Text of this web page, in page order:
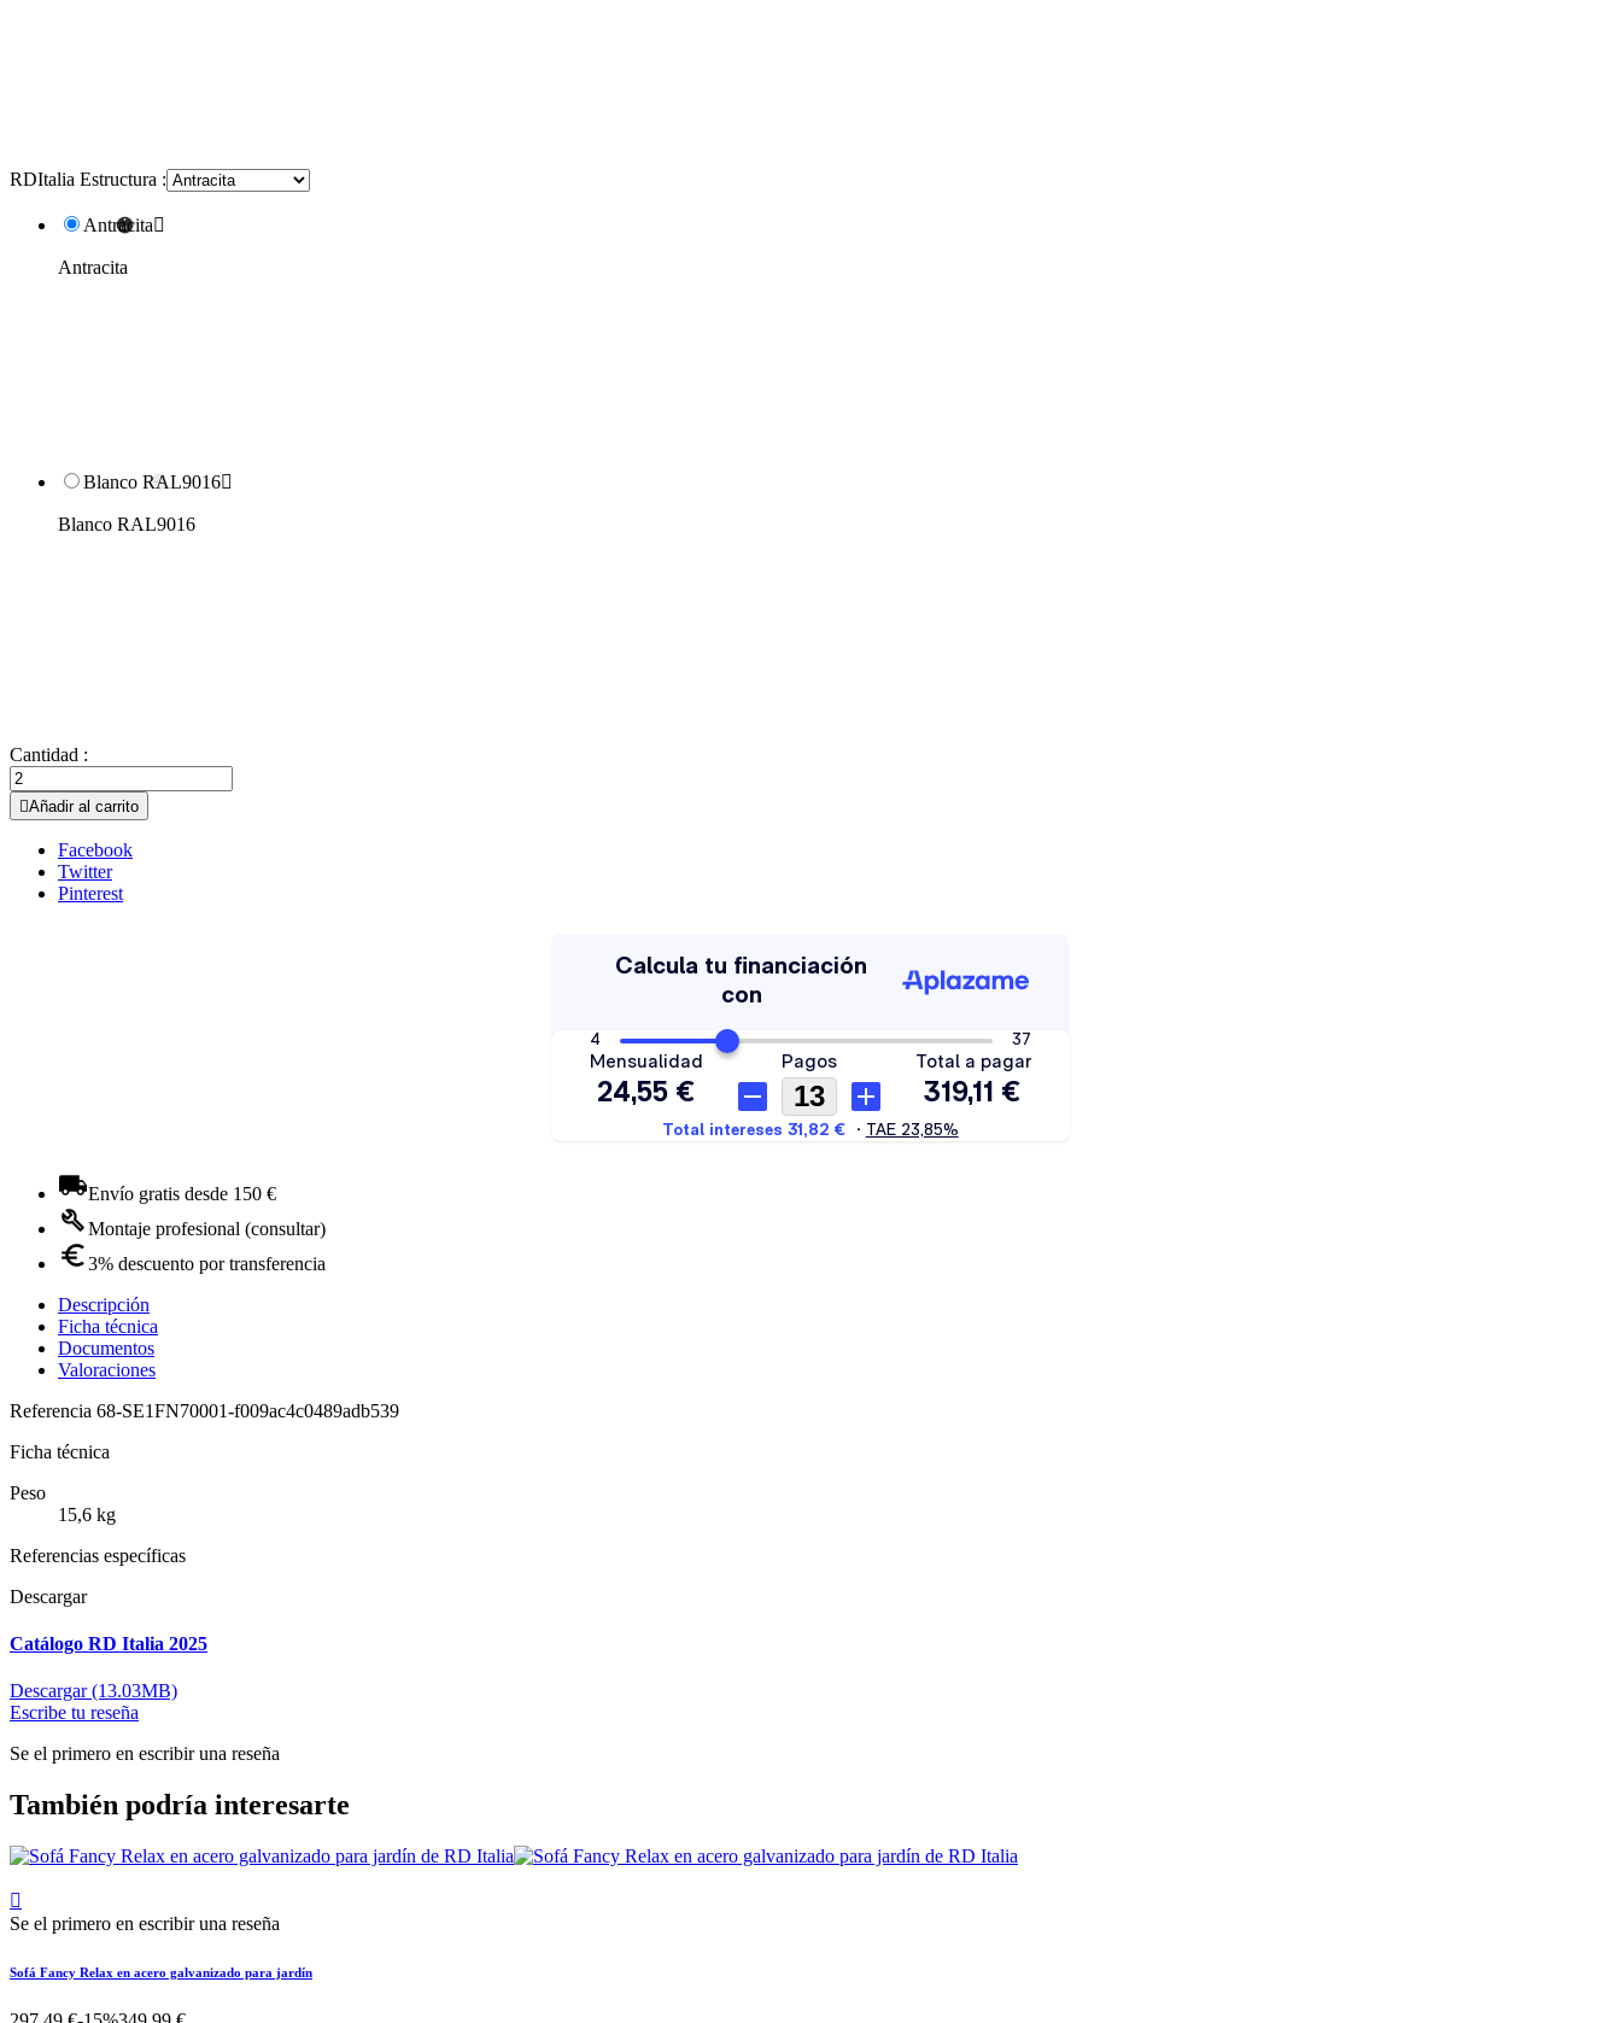
RDItalia Estructura :
Antracita
Antracita
Blanco RAL9016
Blanco RAL9016
Cantidad :
Añadir al carrito
Facebook
Twitter
Pinterest
Envío gratis desde 150 €
Montaje profesional (consultar)
3% descuento por transferencia
Descripción
Ficha técnica
Documentos
Valoraciones
Referencia 68-SE1FN70001-f009ac4c0489adb539
Ficha técnica
Peso
15,6 kg
Referencias específicas
Descargar
Catálogo RD Italia 2025
Descargar (13.03MB)
Escribe tu reseña
Se el primero en escribir una reseña
También podría interesarte

Se el primero en escribir una reseña
Sofá Fancy Relax en acero galvanizado para jardín